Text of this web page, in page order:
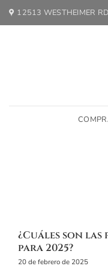
12513 WESTHEIMER
¿Cuáles son las
para 2025?
20 de febrero de 2025